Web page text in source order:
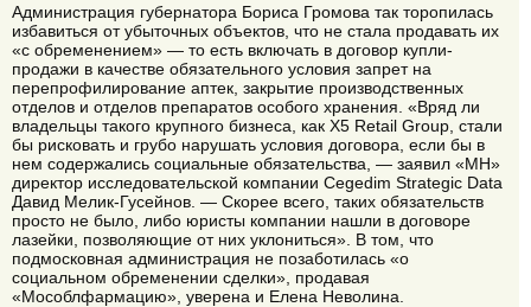
Администрация губернатора Бориса Громова так торопилась
избавиться от убыточных объектов, что не стала продавать их
«с обременением» — то есть включать в договор купли-
продажи в качестве обязательного условия запрет на
перепрофилирование аптек, закрытие производственных
отделов и отделов препаратов особого хранения. «Вряд ли
владельцы такого крупного бизнеса, как Х5 Retail Group, стали
бы рисковать и грубо нарушать условия договора, если бы в
нем содержались социальные обязательства, — заявил «МН»
директор исследовательской компании Cegedim Strategic Data
Давид Мелик-Гусейнов. — Скорее всего, таких обязательств
просто не было, либо юристы компании нашли в договоре
лазейки, позволяющие от них уклониться». В том, что
подмосковная администрация не позаботилась «о
социальном обременении сделки», продавая
«Мособлфармацию», уверена и Елена Неволина.